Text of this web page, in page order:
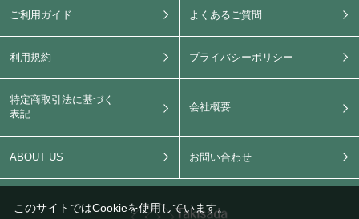
ご利用ガイド よくあるご質問
利用規約 プライバシーポリシー
特定商取引法に基づく
表記
会社概要
ABOUT US お問い合わせ
このサイトではCookieを使用しています。